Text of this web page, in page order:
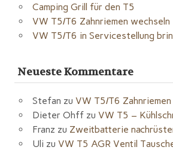
Camping Grill für den T5
VW T5/T6 Zahnriemen wechseln
VW T5/T6 in Servicestellung
Neueste Kommentare
Stefan zu VW T5/T6
Dieter Ohff zu VW T5 –
Franz zu Zweitbatterie
Uli zu VW T5 AGR Ventil